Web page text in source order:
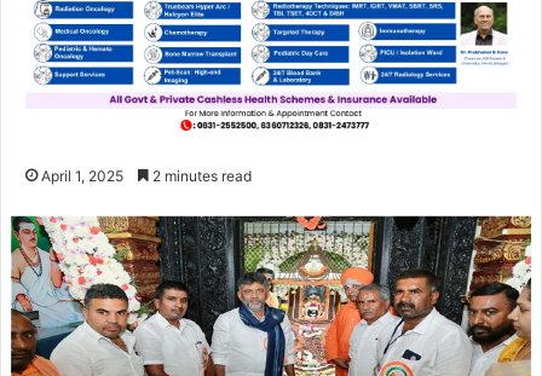
April 1, 2025 2 minutes read